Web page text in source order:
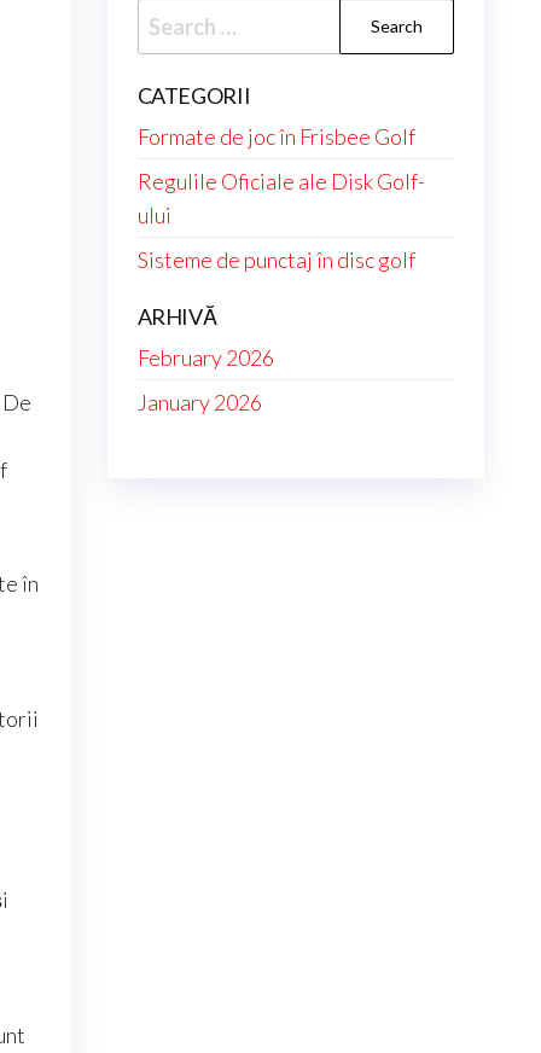
în
Search
for:
CATEGORII
Formate de joc în Frisbee Golf
Regulile Oficiale ale Disk Golf-
ului
Sisteme de punctaj în disc golf
ARHIVĂ
February 2026
January 2026